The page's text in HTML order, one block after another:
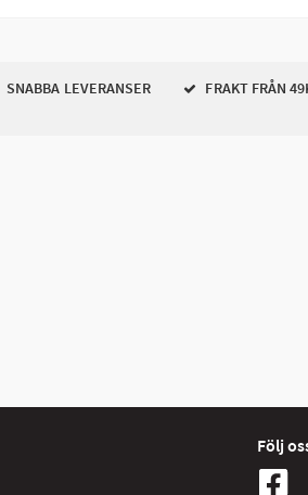
SNABBA LEVERANSER FRAKT FRÅN
Följ